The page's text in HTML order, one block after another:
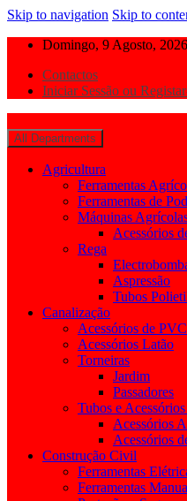
Skip to navigation Skip to
Domingo, 9 Agosto,
Contactos
Iniciar Sessão ou
All Departments
Agricultura
Ferramentas
Ferramentas de
Máquinas
Acessórios
Rega
Aspressão
Tubos
Canalização
Acessórios de PVC
Acessórios Latão
Torneiras
Jardim
Passadores
Tubos e
Acessórios
Acessórios
Construção Civil
Ferramentas
Ferramentas